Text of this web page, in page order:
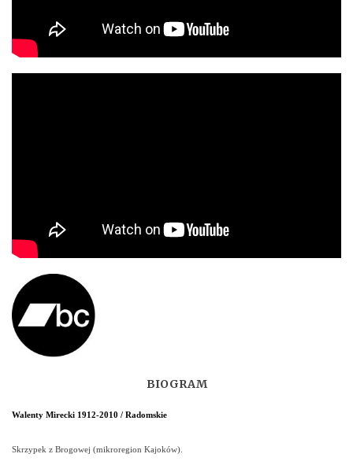
BIOGRAM
Walenty Mirecki 1912-2010 / Radomskie
Skrzypek z Brogowej (mikroregion Kajoków).